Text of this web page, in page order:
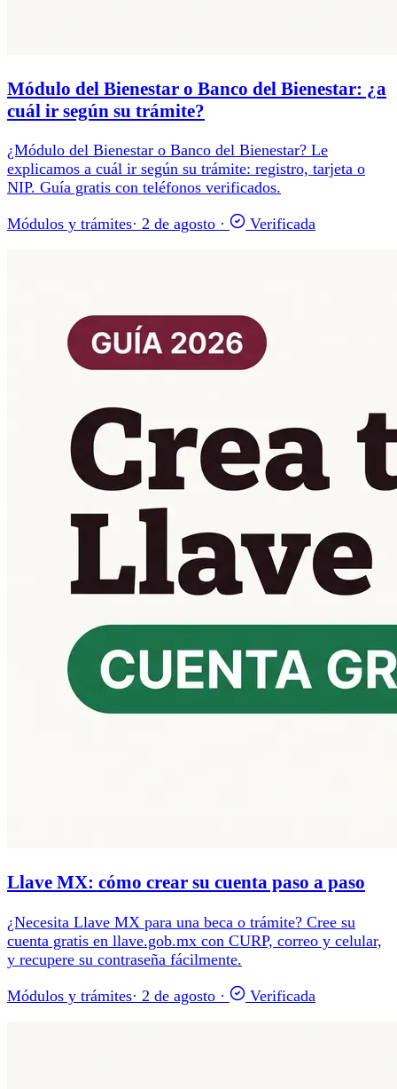
Módulo del Bienestar o Banco del Bienestar: ¿a
cuál ir según su trámite?
¿Módulo del Bienestar o Banco del Bienestar? Le
explicamos a cuál ir según su trámite: registro, tarjeta o
NIP. Guía gratis con teléfonos verificados.
Módulos y trámites· 2 de agosto · Verificada
Llave MX: cómo crear su cuenta paso a paso
¿Necesita Llave MX para una beca o trámite? Cree su
cuenta gratis en llave.gob.mx con CURP, correo y celular,
y recupere su contraseña fácilmente.
Módulos y trámites· 2 de agosto · Verificada